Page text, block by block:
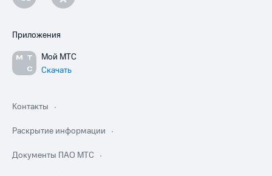
Приложения
Мой МТС
Скачать
Контакты
Раскрытие информации
Документы ПАО МТС